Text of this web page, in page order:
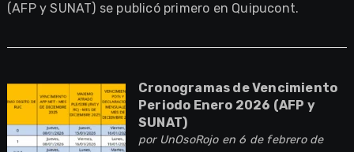
(AFP y SUNAT) se publicó primero en Quipucont.
Cronogramas de Vencimiento
Periodo Enero 2026 (AFP y
SUNAT)
por UnOsoRojoen 6 de febrero de